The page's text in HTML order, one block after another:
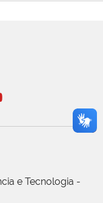
e Tecnologia -